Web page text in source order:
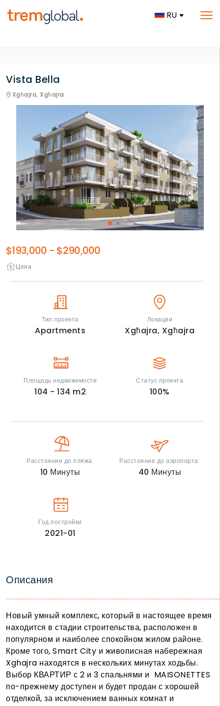
RU
Vista Bella
Xgħajra, Xgħajra
Цена
$193,000 - $290,000
Тип проекта
Apartments
Локации
Xgħajra, Xgħajra
Площадь недвижимости
104 - 134 m2
Статус проекта
100%
Расстояние до пляжа:
10 Минуты
Расстояние до аэропорта:
40 Минуты
Год постройки
2021-01
Описания
Новый умный комплекс, который в настоящее время
находится в стадии строительства, расположен в
популярном и наиболее спокойном жилом районе.
Кроме того, Smart City и живописная набережная
Xghajra находятся в нескольких минутах ходьбы.
Выбор КВАРТИР с 2 и 3 спальнями и MAISONETTES
по-прежнему доступен и будет продан с хорошей
отделкой, за исключением ванных комнат и